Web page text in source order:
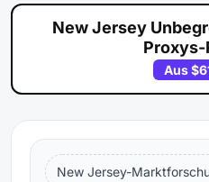
New Jersey
Aus
New Jersey-